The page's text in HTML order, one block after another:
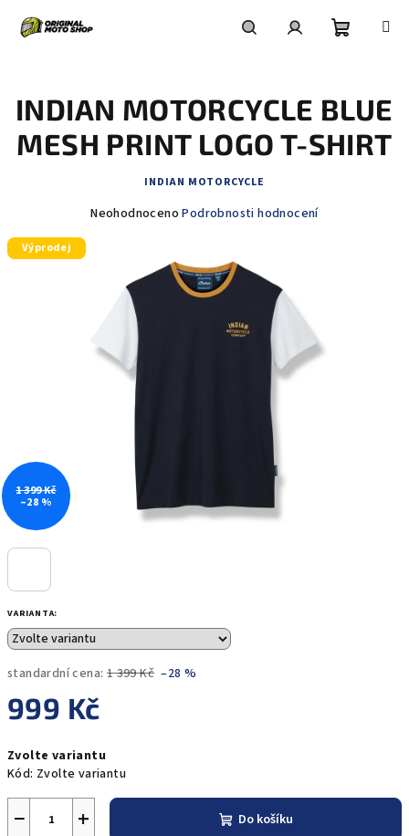
košík
VARIANTA:
standardní cena: 1 399 Kč –28 %
999 Kč
cena:
Zvolte variantu
Kód: Zvolte variantu
+
− Do košíku
INDIAN MOTORCYCLE BLUE
MESH PRINT LOGO T-SHIRT
INDIAN MOTORCYCLE
Průměrné
hvězdiček.
Neohodnoceno Podrobnosti hodnocení
Výprodej
1 399 Kč
–28 %